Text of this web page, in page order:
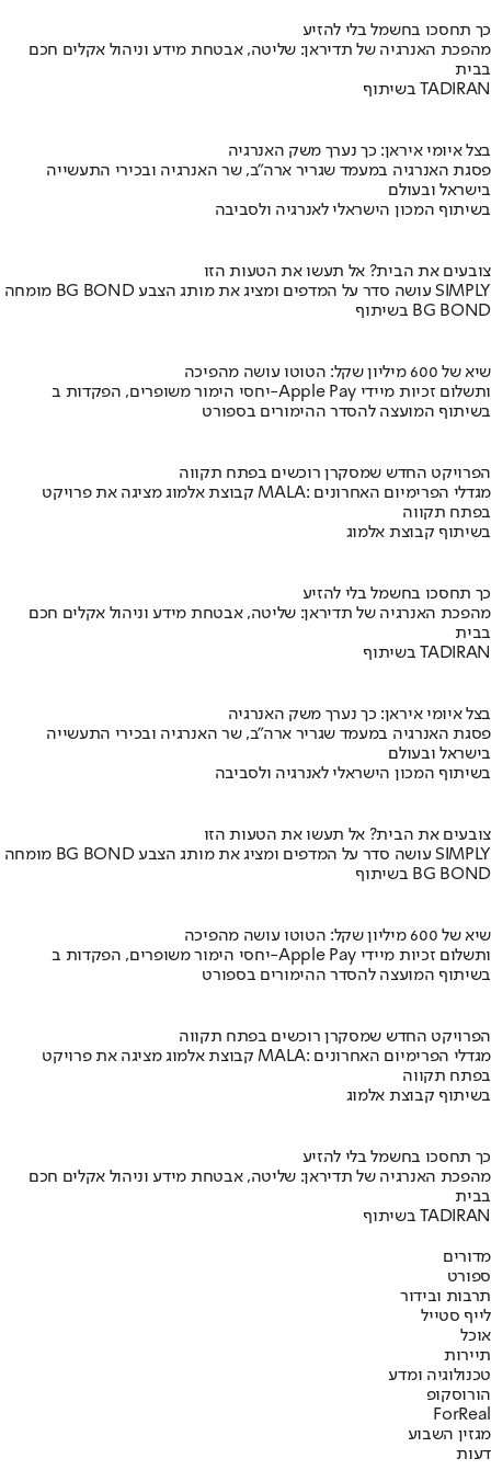
כך תחסכו בחשמל בלי להזיע
מהפכת האנרגיה של תדיראן: שליטה, אבטחת מידע וניהול אקלים חכם
בבית
בשיתוף TADIRAN
בצל איומי איראן: כך נערך משק האנרגיה
פסגת האנרגיה במעמד שגריר ארה"ב, שר האנרגיה ובכירי התעשייה
בישראל ובעולם
בשיתוף המכון הישראלי לאנרגיה ולסביבה
צובעים את הבית? אל תעשו את הטעות הזו
מומחה BG BOND עושה סדר על המדפים ומציג את מותג הצבע SIMPLY
בשיתוף BG BOND
שיא של 600 מיליון שקל: הטוטו עושה מהפיכה
יחסי הימור משופרים, הפקדות ב-Apple Pay ותשלום זכיות מיידי
בשיתוף המועצה להסדר ההימורים בספורט
הפרויקט החדש שמסקרן רוכשים בפתח תקווה
קבוצת אלמוג מציגה את פרויקט MALA: מגדלי הפרימיום האחרונים
בפתח תקווה
בשיתוף קבוצת אלמוג
כך תחסכו בחשמל בלי להזיע
מהפכת האנרגיה של תדיראן: שליטה, אבטחת מידע וניהול אקלים חכם
בבית
בשיתוף TADIRAN
בצל איומי איראן: כך נערך משק האנרגיה
פסגת האנרגיה במעמד שגריר ארה"ב, שר האנרגיה ובכירי התעשייה
בישראל ובעולם
בשיתוף המכון הישראלי לאנרגיה ולסביבה
צובעים את הבית? אל תעשו את הטעות הזו
מומחה BG BOND עושה סדר על המדפים ומציג את מותג הצבע SIMPLY
בשיתוף BG BOND
שיא של 600 מיליון שקל: הטוטו עושה מהפיכה
יחסי הימור משופרים, הפקדות ב-Apple Pay ותשלום זכיות מיידי
בשיתוף המועצה להסדר ההימורים בספורט
הפרויקט החדש שמסקרן רוכשים בפתח תקווה
קבוצת אלמוג מציגה את פרויקט MALA: מגדלי הפרימיום האחרונים
בפתח תקווה
בשיתוף קבוצת אלמוג
כך תחסכו בחשמל בלי להזיע
מהפכת האנרגיה של תדיראן: שליטה, אבטחת מידע וניהול אקלים חכם
בבית
בשיתוף TADIRAN
מדורים
ספורט
תרבות ובידור
לייף סטייל
אוכל
תיירות
טכנולוגיה ומדע
הורוסקופ
ForReal
מגזין השבוע
דעות